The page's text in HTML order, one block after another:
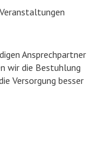
Ansprechpartner
wir die Bestuhlung
Versorgung besser